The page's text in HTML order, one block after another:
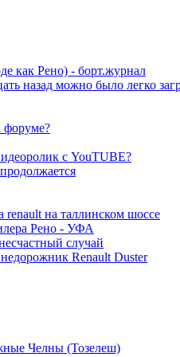
как Рено) - борт.журнал
назад можно было легко
форуме?
с YouTUBE?
renault на таллинском шоссе
Рено - УФА
случай
Renault Duster
Челны (Тозелеш)